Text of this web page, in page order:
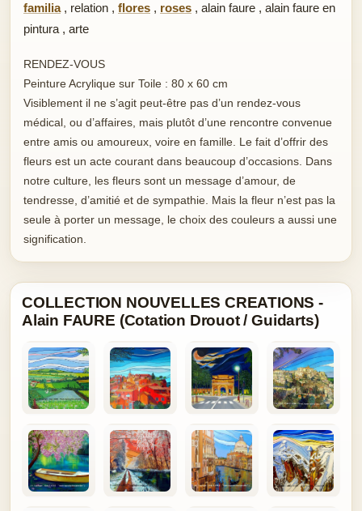
familia, relation , flores , roses , alain faure , alain faure en
pintura , arte
RENDEZ-VOUS
Peinture Acrylique sur Toile : 80 x 60 cm
Visiblement il ne s’agit peut-être pas d’un rendez-vous
médical, ou d’affaires, mais plutôt d’une rencontre convenue
entre amis ou amoureux, voire en famille. Le fait d’offrir des
fleurs est un acte courant dans beaucoup d’occasions. Dans
notre culture, les fleurs sont un message d’amour, de
tendresse, d’amitié et de sympathie. Mais la fleur n’est pas la
seule à porter un message, le choix des couleurs a aussi une
signification.
COLLECTION NOUVELLES CREATIONS -
Alain FAURE (Cotation Drouot / Guidarts)